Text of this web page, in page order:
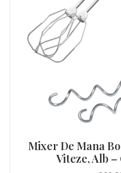
Mixer De Mana
Viteze, Alb –